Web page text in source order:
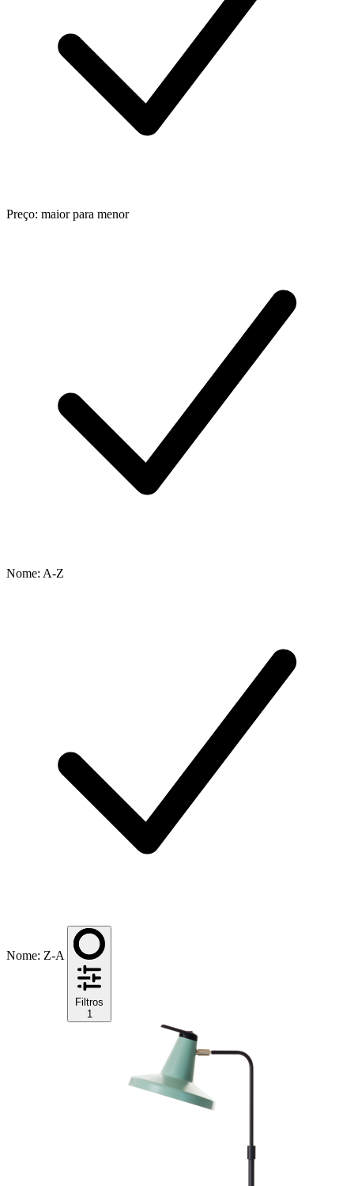
Preço: maior para menor
Nome: A-Z
Nome: Z-A
Filtros
1